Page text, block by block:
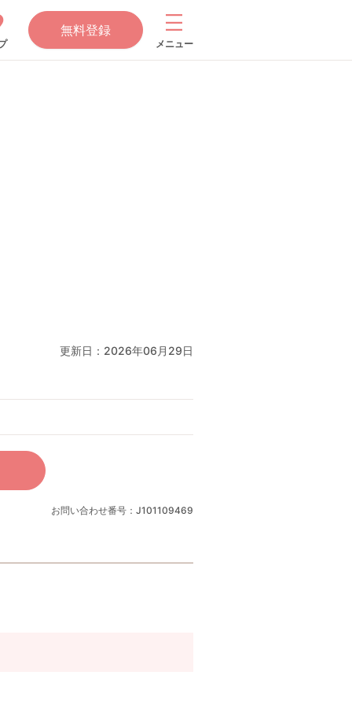
無料登録
メニュー
更新日： 2026年06月29日
お問い合わせ番号：J101109469